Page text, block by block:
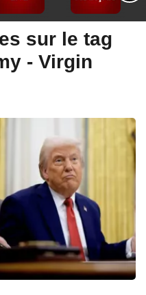
sur le tag
- Virgin